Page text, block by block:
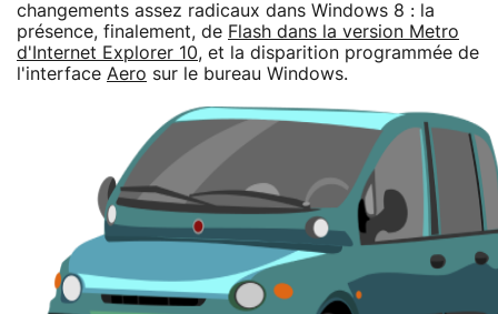
changements assez radicaux dans Windows 8 : la
présence, finalement, de Flash dans la version Metro
d'Internet Explorer 10, et la disparition programmée de
l'interface Aero sur le bureau Windows.